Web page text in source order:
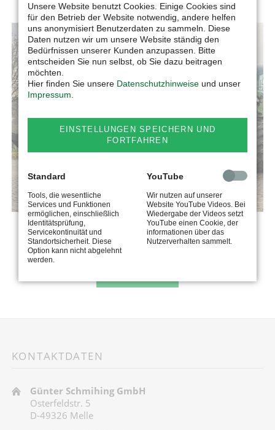
FÜTTERUNGS- UND EINSTREUMASCHINE BALE
MASTER
KONTAKTDATEN
Günter Schmihing GmbH
Osterfeldstr. 5
D-49326 Melle
Unsere Website benutzt Cookies. Einige Cookies sind
für den Betrieb der Website notwendig, andere helfen
uns anonymisiert Benutzerdaten zu sammeln. Diese
Daten nutzen wir um unsere Website ständig den
Bedürfnissen unserer Kunden anzupassen. Bitte
entscheiden Sie nun selbst, ob Sie dazu beitragen
möchten.
Hier finden Sie unsere Datenschutzhinweise und unser
Impressum
EINSTELLUNGEN SPEICHERN UND
FORTFAHREN
Standard
Tools, die wesentliche
Services und Funktionen
ermöglichen, einschließlich
Identitätsprüfung,
Servicekontinuität und
Standortsicherheit. Diese
Option kann nicht abgelehnt
werden.
YouTube
Wir nutzen auf unserer
Website YouTube Videos. Bei
Wiedergabe der Videos setzt
YouTube einen Cookie, der
informationen über das
Nutzerverhalten sammelt.